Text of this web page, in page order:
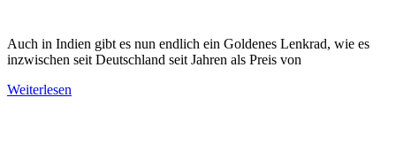
Auch in Indien gibt es nun endlich ein Goldenes Lenkrad, wie es
inzwischen seit Deutschland seit Jahren als Preis von
Weiterlesen